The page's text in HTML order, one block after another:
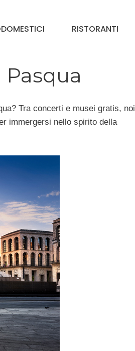
RISTORANTI
Tra concerti e musei gratis, noi
immergersi nello spirito della